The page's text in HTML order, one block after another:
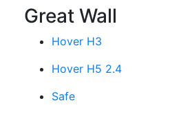
Great Wall
Hover H3
Hover H5 2.4
Safe